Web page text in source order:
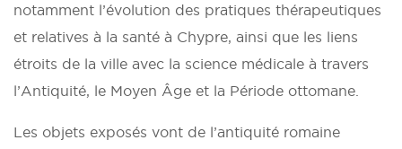
notamment l’évolution des pratiques thérapeutiques
et relatives à la santé à Chypre, ainsi que les liens
étroits de la ville avec la science médicale à travers
l’Antiquité, le Moyen Âge et la Période ottomane.
Les objets exposés vont de l’antiquité romaine